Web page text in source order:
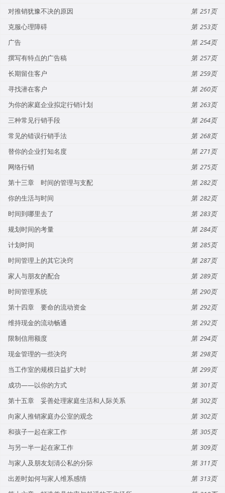
对推销犹豫不决的原因
251
克服心理障碍
253
广告
254
撰写有特点的广告稿
257
长期留住客户
259
寻找潜在客户
260
为你的家庭企业拟定行销计划
263
三种常见行销手段
264
常见的错误行销手法
268
替你的企业打知名度
271
网络行销
275
第十三章 时间的管理与支配
282
你的生活与时间
282
时间到哪里去了
283
规划时间的考量
284
计划时间
285
时间管理上的其它决窍
287
家人与朋友的配合
289
时间管理系统
290
第十四章 要命的流动资金
292
维持现金的流动畅通
292
限制信用额度
294
现金管理的一些决窍
298
当工作室的规模日益扩大时
299
成功——以你的方式
301
第十五章 妥善处理家庭生活和人际关系
302
向家人推销家庭办公室的观念
302
和孩子一起在家工作
305
与另一半一起在家工作
309
与家人及朋友划清公私的分际
311
出差时如何与家人维系感情
313